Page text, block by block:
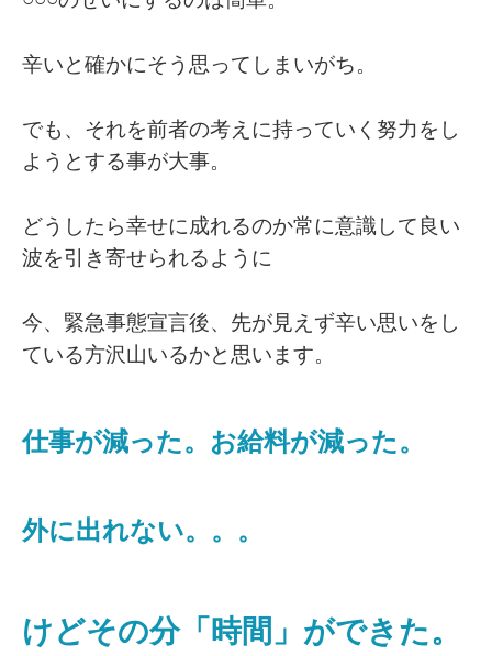
辛いと確かにそう思ってしまいがち。
でも、それを前者の考えに持っていく努力をし
ようとする事が大事。
どうしたら幸せに成れるのか常に意識して良い
波を引き寄せられるように
今、緊急事態宣言後、先が見えず辛い思いをし
ている方沢山いるかと思います。
仕事が減った。お給料が減った。
外に出れない。。。
けどその分「時間」ができた。